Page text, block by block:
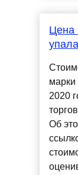
Цена
марки
2020
Об